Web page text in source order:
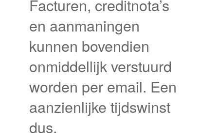
Facturen, creditnota’s
en aanmaningen
kunnen bovendien
onmiddellijk verstuurd
worden per email. Een
aanzienlijke tijdswinst
dus.